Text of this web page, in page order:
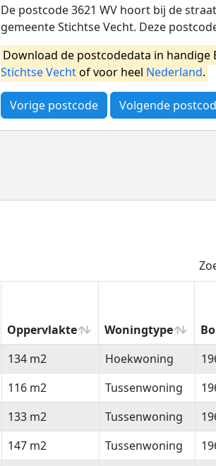
De postcode 3621 WV hoort bij de straat
gemeente Stichtse Vecht. Deze
Download de postcodedata in handige
Stichtse Vechtof voor heel Nederland.
Vorige postcode Volgende
Oppervlakte Woningtype
Oppervlakte Woningtype
134 m2 Hoekwoning
116 m2 Tussenwoning
133 m2 Tussenwoning
147 m2 Tussenwoning